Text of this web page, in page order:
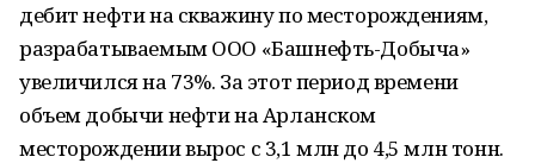
дебит нефти на скважину по месторождениям,
разрабатываемым ООО «Башнефть-Добыча»
увеличился на 73%. За этот период времени
объем добычи нефти на Арланском
месторождении вырос с 3,1 млн до 4,5 млн тонн.